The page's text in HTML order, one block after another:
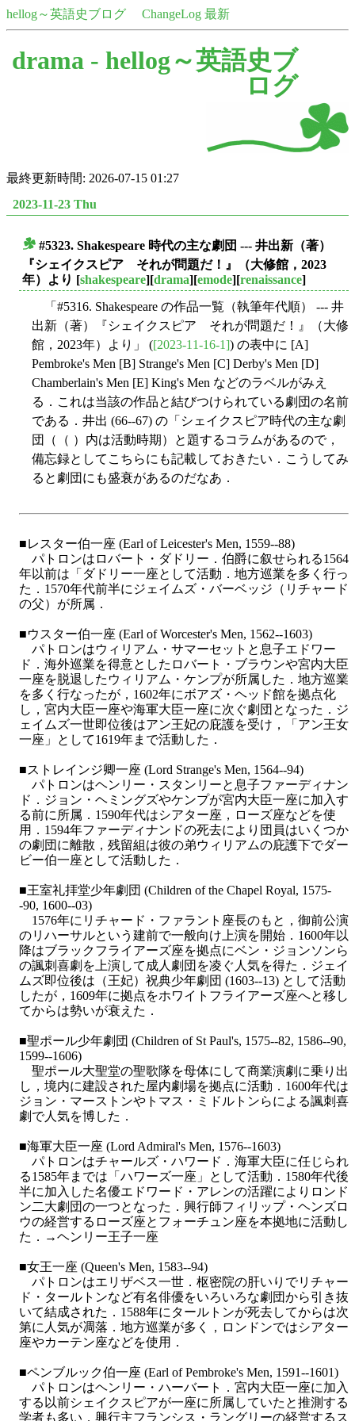
hellog～英語史ブログ ChangeLog 最新
drama - hellog～英語史ブ
ログ
最終更新時間: 2026-07-15 01:27
2023-11-23 Thu
#5323. Shakespeare 時代の主な劇団 --- 井出新（著）
『シェイクスピア それが問題だ！』（大修館，2023
年）より [shakespeare][drama][emode][renaissance]
「#5316. Shakespeare の作品一覧（執筆年代順） --- 井
出新（著）『シェイクスピア それが問題だ！』（大修
館，2023年）より」 ([2023-11-16-1]) の表中に [A]
Pembroke's Men [B] Strange's Men [C] Derby's Men [D]
Chamberlain's Men [E] King's Men などのラベルがみえ
る．これは当該の作品と結びつけられている劇団の名前
である．井出 (66--67) の「シェイクスピア時代の主な劇
団（（ ）内は活動時期）と題するコラムがあるので，
備忘録としてこちらにも記載しておきたい．こうしてみ
ると劇団にも盛衰があるのだなあ．
■レスター伯一座 (Earl of Leicester's Men, 1559--88)
パトロンはロバート・ダドリー．伯爵に叙せられる1564
年以前は「ダドリー一座として活動．地方巡業を多く行っ
た．1570年代前半にジェイムズ・バーベッジ（リチャード
の父）が所属．
■ウスター伯一座 (Earl of Worcester's Men, 1562--1603)
パトロンはウィリアム・サマーセットと息子エドワー
ド．海外巡業を得意としたロバート・ブラウンや宮内大臣
一座を脱退したウィリアム・ケンプが所属した．地方巡業
を多く行なったが，1602年にボアズ・ヘッド館を拠点化
し，宮内大臣一座や海軍大臣一座に次ぐ劇団となった．ジ
ェイムズ一世即位後はアン王妃の庇護を受け，「アン王女
一座」として1619年まで活動した．
■ストレインジ卿一座 (Lord Strange's Men, 1564--94)
パトロンはヘンリー・スタンリーと息子ファーディナン
ド．ジョン・ヘミングズやケンプが宮内大臣一座に加入す
る前に所属．1590年代はシアター座，ローズ座などを使
用．1594年ファーディナンドの死去により団員はいくつか
の劇団に離散，残留組は彼の弟ウィリアムの庇護下でダー
ビー伯一座として活動した．
■王室礼拝堂少年劇団 (Children of the Chapel Royal, 1575-
-90, 1600--03)
1576年にリチャード・ファラント座長のもと，御前公演
のリハーサルという建前で一般向け上演を開始．1600年以
降はブラックフライアーズ座を拠点にベン・ジョンソンら
の諷刺喜劇を上演して成人劇団を凌ぐ人気を得た．ジェイ
ムズ即位後は（王妃）祝典少年劇団 (1603--13) として活動
したが，1609年に拠点をホワイトフライアーズ座へと移し
てからは勢いが衰えた．
■聖ポール少年劇団 (Children of St Paul's, 1575--82, 1586--90,
1599--1606)
聖ポール大聖堂の聖歌隊を母体にして商業演劇に乗り出
し，境内に建設された屋内劇場を拠点に活動．1600年代は
ジョン・マーストンやトマス・ミドルトンらによる諷刺喜
劇で人気を博した．
■海軍大臣一座 (Lord Admiral's Men, 1576--1603)
パトロンはチャールズ・ハワード．海軍大臣に任じられ
る1585年までは「ハワーズ一座」として活動．1580年代後
半に加入した名優エドワード・アレンの活躍によりロンド
ン二大劇団の一つとなった．興行師フィリップ・ヘンズロ
ウの経営するローズ座とフォーチュン座を本拠地に活動し
た．→ヘンリー王子一座
■女王一座 (Queen's Men, 1583--94)
パトロンはエリザベス一世．枢密院の肝いりでリチャー
ド・タールトンなど有名俳優をいろいろな劇団から引き抜
いて結成された．1588年にタールトンが死去してからは次
第に人気が凋落．地方巡業が多く，ロンドンではシアター
座やカーテン座などを使用．
■ペンブルック伯一座 (Earl of Pembroke's Men, 1591--1601)
パトロンはヘンリー・ハーバート．宮内大臣一座に加入
する以前シェイクスピアが一座に所属していたと推測する
学者も多い．興行主フランシス・ラングリーの経営するス